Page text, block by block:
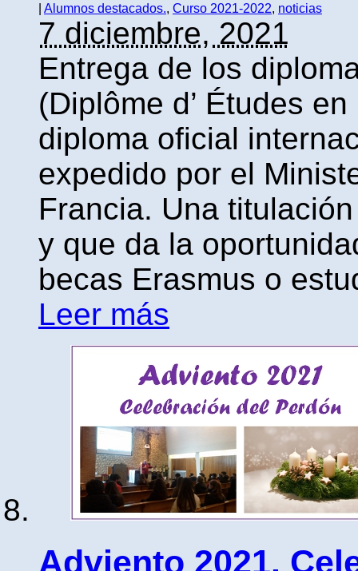
Alumnos destacados., Curso 2021-2022, noticias
7 diciembre, 2021
Entrega de los
(Diplôme d’ Études
diploma oficial
expedido por el
Francia. Una
y que da la
becas Erasmus o
Leer más
Adviento 2021.